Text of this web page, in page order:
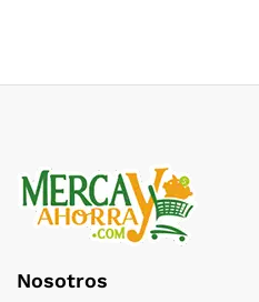
Nosotros